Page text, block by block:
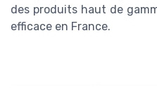
des produits haut de
efficace en France.